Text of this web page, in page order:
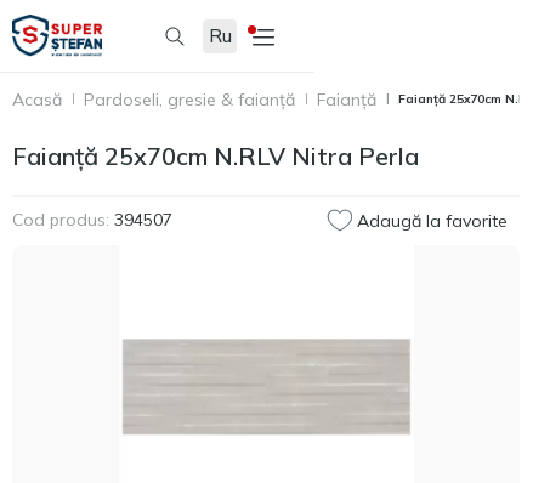
Ru
Acasă Pardoseli, gresie & faianță Faianță Faianță 25x70cm
Faianță 25x70cm N.RLV Nitra Perla
Cod produs: 394507 Adaugă la favorite